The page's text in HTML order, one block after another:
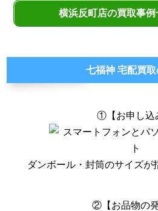
横浜反町店の買取事例
七福神 宅配買
①【お申し込
ダンボール・封筒のサイズが
②【お品物の発